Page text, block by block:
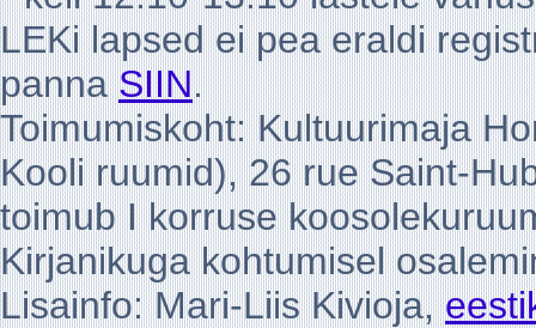
LEKi lapsed ei pea eraldi
panna SIIN.
Toimumiskoht: Kultuurimaja
Kooli ruumid), 26 rue Saint-
toimub I korruse
Kirjanikuga kohtumisel
Lisainfo: Mari-Liis Kivioja,